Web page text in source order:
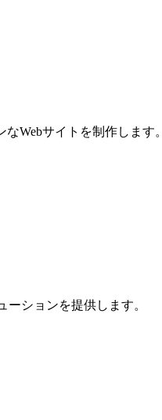
Webサイトを制作します。
ションを提供します。